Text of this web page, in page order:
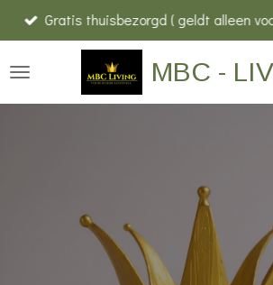
Ga
direct
naar
MBC -
Gratis thuisbezorgd ( geldt alleen